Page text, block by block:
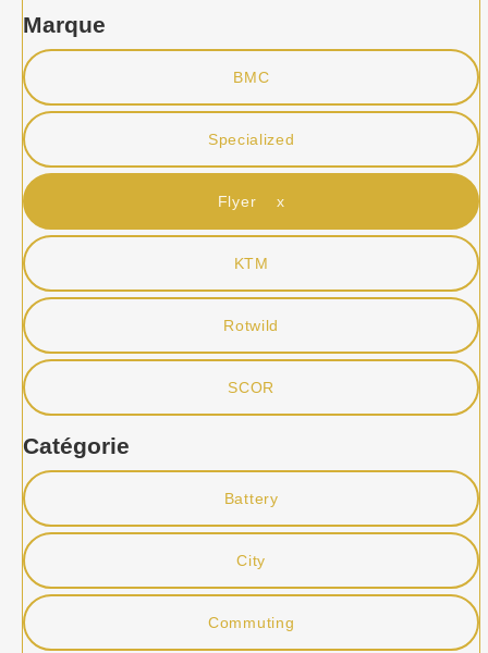
Marque
BMC
Specialized
Flyer x
KTM
Rotwild
SCOR
Catégorie
Battery
City
Commuting